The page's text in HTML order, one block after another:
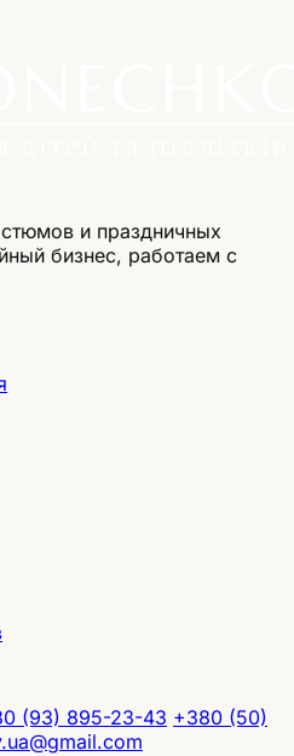
и праздничных
бизнес, работаем с
(93) 895-23-43 +380 (50)